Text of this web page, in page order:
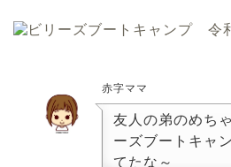
赤字ママ
友人の弟のめち
ーズブートキャ
てたな～